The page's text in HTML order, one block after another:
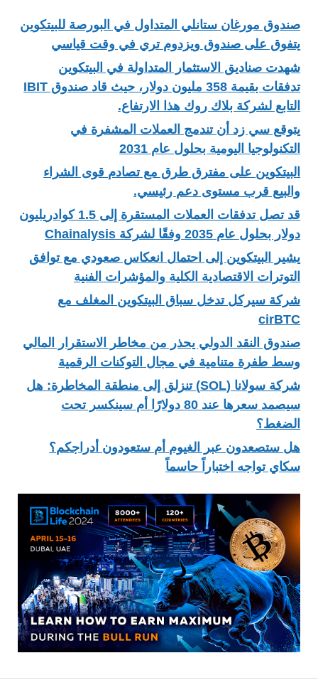
صندوق مورغان ستانلي المتداول في البورصة للبيتكوين
يتفوق على صندوق ويزدوم تري في وقت قياسي
شهدت صناديق الاستثمار المتداولة في البيتكوين
تدفقات بقيمة 358 مليون دولار، حيث قاد صندوق IBIT
التابع لشركة بلاك روك هذا الارتفاع.
يتوقع سي زد أن تندمج العملات المشفرة في
التكنولوجيا اليومية بحلول عام 2031
البيتكوين على مفترق طرق مع تصادم قوى الشراء
والبيع قرب مستوى دعم رئيسي.
قد تصل تدفقات العملات المستقرة إلى 1.5 كوادريليون
دولار بحلول عام 2035 وفقًا لشركة Chainalysis
يشير البيتكوين إلى احتمال انعكاس صعودي مع توافق
التوترات الاقتصادية الكلية والمؤشرات الفنية
شركة سيركل تدخل سباق البيتكوين المغلف مع
cirBTC
صندوق النقد الدولي يحذر من مخاطر الاستقرار المالي
وسط طفرة متنامية في مجال التوكنات الرقمية
شركة سولانا (SOL) تنزلق إلى منطقة المخاطرة: هل
سيصمد سعرها عند 80 دولارًا أم سينكسر تحت
الضغط؟
هل ستصعدون عبر الغيوم أم ستعودون أدراجكم؟
سكاي تواجه اختباراً حاسماً